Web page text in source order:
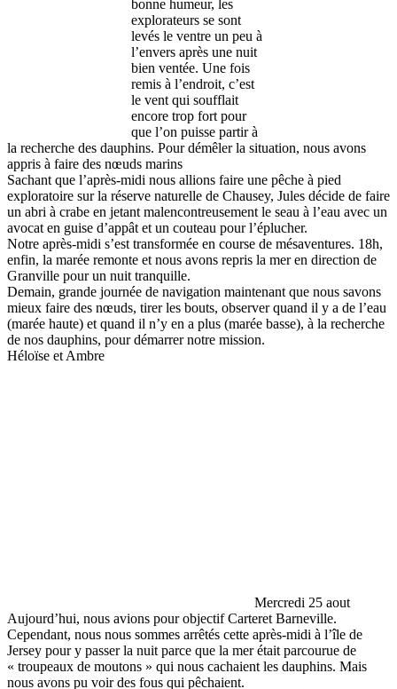
bonne humeur, les
explorateurs se sont
levés le ventre un peu à
l’envers après une nuit
bien ventée. Une fois
remis à l’endroit, c’est
le vent qui soufflait
encore trop fort pour
que l’on puisse partir à
la recherche des dauphins. Pour démêler la situation, nous avons
appris à faire des nœuds marins
Sachant que l’après-midi nous allions faire une pêche à pied
exploratoire sur la réserve naturelle de Chausey, Jules décide de faire
un abri à crabe en jetant malencontreusement le seau à l’eau avec un
avocat en guise d’appât et un couteau pour l’éplucher.
Notre après-midi s’est transformée en course de mésaventures. 18h,
enfin, la marée remonte et nous avons repris la mer en direction de
Granville pour un nuit tranquille.
Demain, grande journée de navigation maintenant que nous savons
mieux faire des nœuds, tirer les bouts, observer quand il y a de l’eau
(marée haute) et quand il n’y en a plus (marée basse), à la recherche
de nos dauphins, pour démarrer notre mission.
Héloïse et Ambre
Mercredi 25 aout
Aujourd’hui, nous avions pour objectif Carteret Barneville.
Cependant, nous nous sommes arrêtés cette après-midi à l’île de
Jersey pour y passer la nuit parce que la mer était parcourue de
« troupeaux de moutons » qui nous cachaient les dauphins. Mais
nous avons pu voir des fous qui pêchaient.